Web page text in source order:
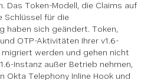
Das Token-Modell, die Claims auf
Schlüssel für die
haben sich geändert. Token,
OTP-Aktivitäten Ihrer v1.6-
werden und gehen nicht
Instanz außer Betrieb nehmen,
Okta Telephony Inline Hook und